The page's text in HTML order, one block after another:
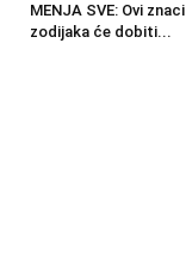
MENJA SVE: Ovi znaci
zodijaka će dobiti...